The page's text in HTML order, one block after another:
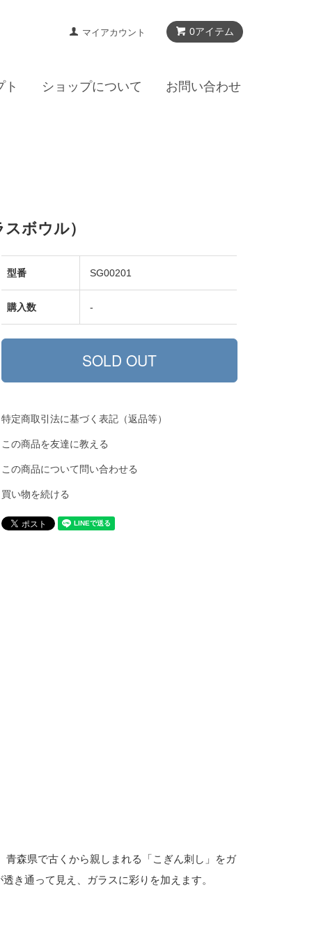
0アイテム
マイアカウント
ト ショップについて お問い合わせ
ボウル）
型番 SG00201
購入数 -
特定商取引法に基づく表記（返品等）
この商品を友達に教える
この商品について問い合わせる
買い物を続ける
森県で古くから親しまれる「こぎん刺し」をガ
き通って見え、ガラスに彩りを加えます。